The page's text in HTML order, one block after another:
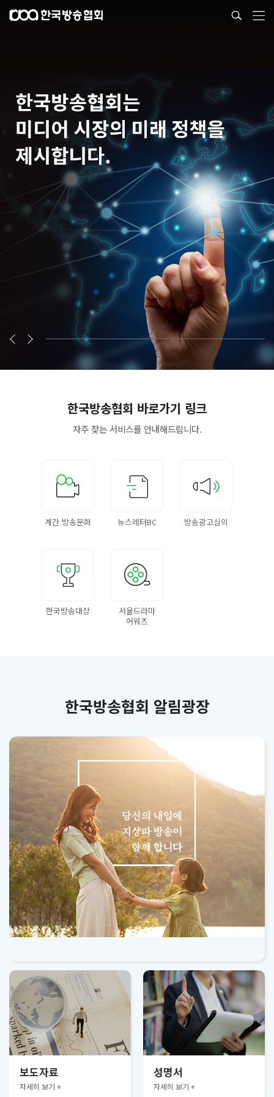
한국방송협회 바로가기 링크
자주 찾는 서비스를안내해드립니다.
계간 방송문화 뉴스레터BC 방송광고심의
한국방송대상
서울드라마
어워즈
한국방송협회 알림광장
보도자료
자세히 보기 +
성명서
자세히 보기 +